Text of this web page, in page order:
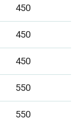
450
450
450
550
550